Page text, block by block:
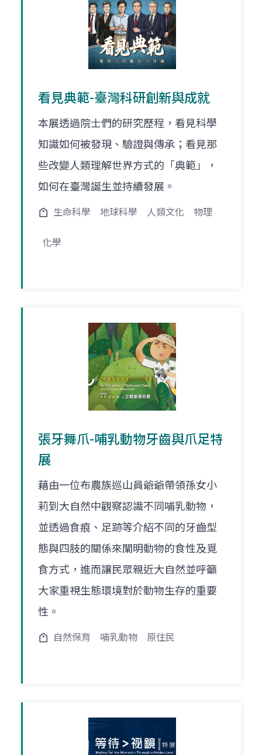
看見典範-臺灣科研創新與成就
本展透過院士們的研究歷程，看見科學
知識如何被發現、驗證與傳承；看見那
些改變人類理解世界方式的「典範」，
如何在臺灣誕生並持續發展。
生命科學 地球科學 人類文化 物理
化學
張牙舞爪-哺乳動物牙齒與爪足特
展
藉由一位布農族巡山員爺爺帶領孫女小
莉到大自然中觀察認識不同哺乳動物，
並透過食痕、足跡等介紹不同的牙齒型
態與四肢的關係來闡明動物的食性及覓
食方式，進而讓民眾親近大自然並呼籲
大家重視生態環境對於動物生存的重要
性。
自然保育 哺乳動物 原住民